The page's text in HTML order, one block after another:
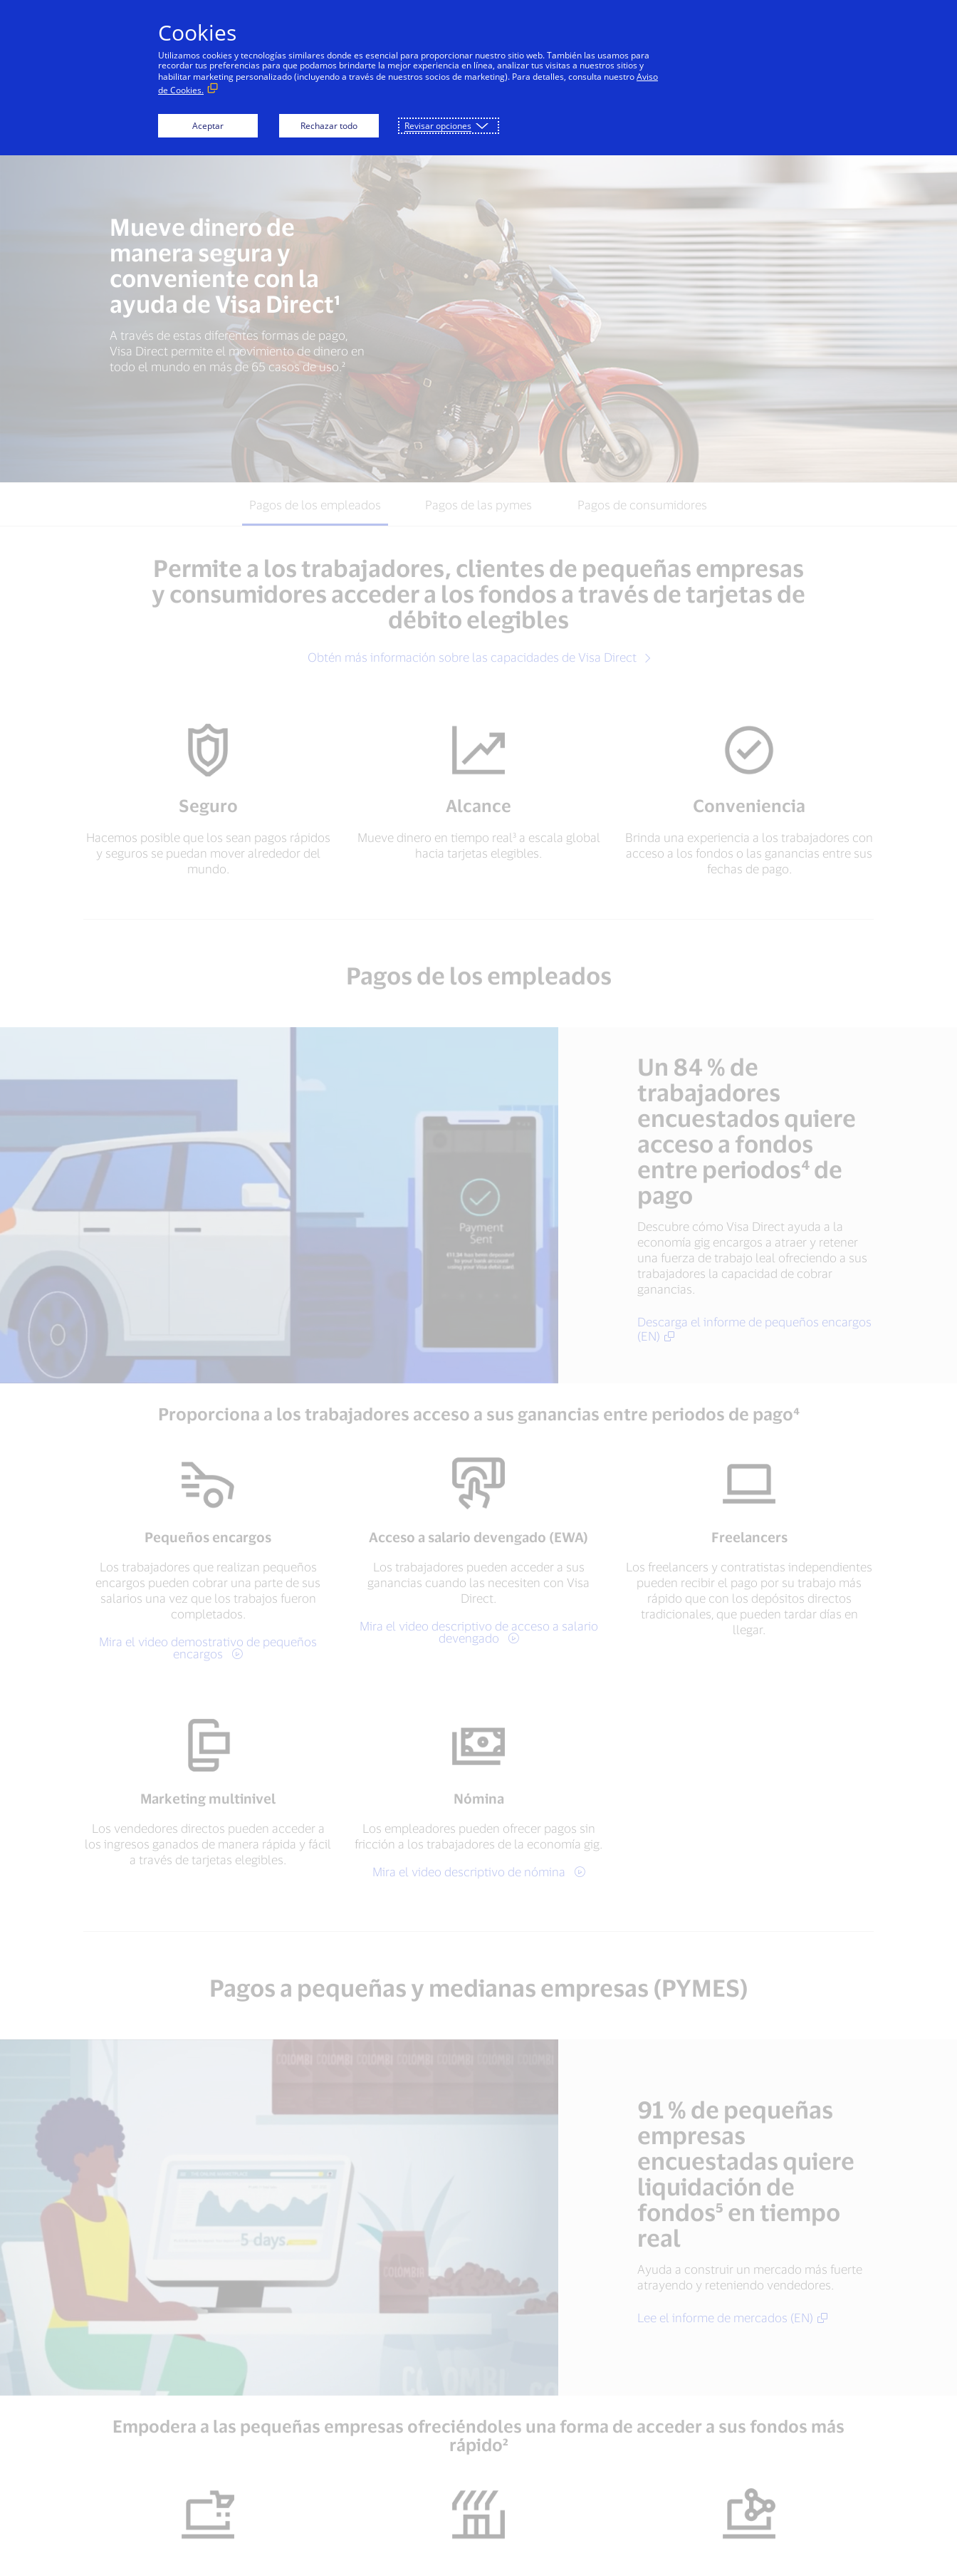
Personas Negocios Innovadores Todos
Mueve dinero de
manera segura y
conveniente con la
ayuda de Visa Direct¹
A través de estas diferentes formas de pago,
Visa Direct permite el movimiento de dinero en
todo el mundo en más de 65 casos de uso.²
Pagos de los empleados Pagos de las pymes Pagos de consumidores
Permite a los trabajadores, clientes de pequeñas empresas
y consumidores acceder a los fondos a través de tarjetas de
débito elegibles
Obtén más información sobre las capacidades de Visa Direct
Seguro
Hacemos posible que los sean pagos rápidos
y seguros se puedan mover alrededor del
mundo.
Alcance
Mueve dinero en tiempo real³ a escala global
hacia tarjetas elegibles.
Conveniencia
Brinda una experiencia a los trabajadores con
acceso a los fondos o las ganancias entre sus
fechas de pago.
Pagos de los empleados
Un 84 % de
trabajadores
encuestados quiere
acceso a fondos
entre periodos⁴ de
pago
Descubre cómo Visa Direct ayuda a la
economía gig encargos a atraer y retener
una fuerza de trabajo leal ofreciendo a sus
trabajadores la capacidad de cobrar
ganancias.
Descarga el informe de pequeños encargos
(EN)
Proporciona a los trabajadores acceso a sus ganancias entre periodos de pago⁴
Pequeños encargos
Los trabajadores que realizan pequeños
encargos pueden cobrar una parte de sus
salarios una vez que los trabajos fueron
completados.
Mira el video demostrativo de pequeños
encargos
Acceso a salario devengado (EWA)
Los trabajadores pueden acceder a sus
ganancias cuando las necesiten con Visa
Direct.
Mira el video descriptivo de acceso a salario
devengado
Freelancers
Los freelancers y contratistas independientes
pueden recibir el pago por su trabajo más
rápido que con los depósitos directos
tradicionales, que pueden tardar días en
llegar.
Marketing multinivel
Los vendedores directos pueden acceder a
los ingresos ganados de manera rápida y fácil
a través de tarjetas elegibles.
Nómina
Los empleadores pueden ofrecer pagos sin
fricción a los trabajadores de la economía gig.
Mira el video descriptivo de nómina
Pagos a pequeñas y medianas empresas (PYMES)
91 % de pequeñas
empresas
encuestadas quiere
liquidación de
fondos⁵ en tiempo
real
Ayuda a construir un mercado más fuerte
atrayendo y reteniendo vendedores.
Lee el informe de mercados (EN)
Empodera a las pequeñas empresas ofreciéndoles una forma de acceder a sus fondos más
rápido²
Cookies
Utilizamos cookies y tecnologías similares donde es esencial para proporcionar nuestro sitio web. También las usamos para
recordar tus preferencias para que podamos brindarte la mejor experiencia en línea, analizar tus visitas a nuestros sitios y
habilitar marketing personalizado (incluyendo a través de nuestros socios de marketing). Para detalles, consulta nuestroAviso
de Cookies.
Aceptar Rechazar todo Revisar opciones